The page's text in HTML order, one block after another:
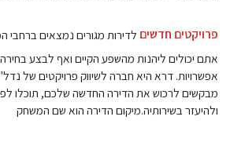
פרויקטים חדשים לדירות מגורים נמצאים ברחבי
אתם יכולים ליהנות מהשפע הקיים ואף לבצע
אפשרויות. דרא היא חברה לשיווק פרויקטים של
מבקשים לרכוש את הדירה החדשה שלכם, תוכלו
ולהיעזר בשירותיה.מיקום הדירה הוא שם המשחק